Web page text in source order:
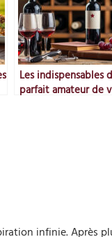
Les indispensables
parfait amateur de
infinie. Après